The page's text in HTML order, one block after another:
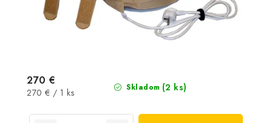
Skladom (2 ks)
270 €
Jednotková
270 € / 1 ks